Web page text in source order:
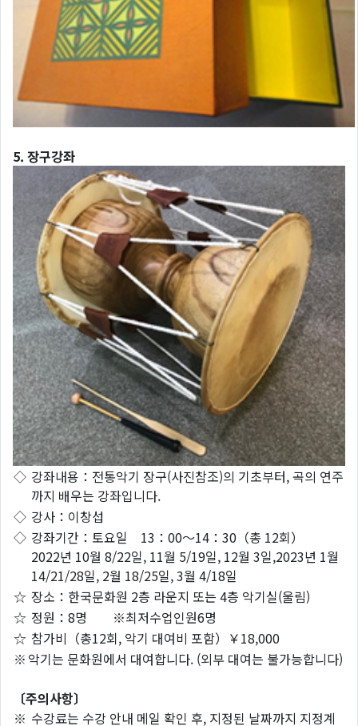
5. 장구강좌
◇ 강좌내용：전통악기 장구(사진참조)의 기초부터, 곡의 연주
까지 배우는 강좌입니다.
◇ 강사：이창섭
◇ 강좌기간：토요일 13：00～14：30（총 12회）
2022년 10월 8/22일, 11월 5/19일, 12월 3일,2023년 1월
14/21/28일, 2월 18/25일, 3월 4/18일
☆ 장소：한국문화원 2층 라운지 또는 4층 악기실(울림)
☆ 정원：8명 ※최저수업인원6명
☆ 참가비（총12회, 악기 대여비 포함）￥18,000
※ 악기는 문화원에서 대여합니다. (외부 대여는 불가능합니다)
〔주의사항〕
※ 수강료는 수강 안내 메일 확인 후, 지정된 날짜까지 지정계